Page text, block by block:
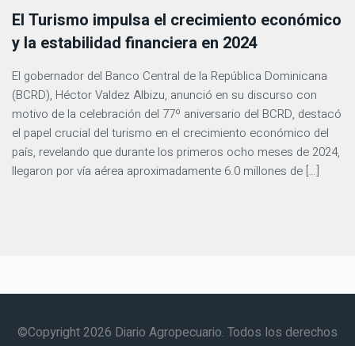
El Turismo impulsa el crecimiento económico
y la estabilidad financiera en 2024
El gobernador del Banco Central de la República Dominicana
(BCRD), Héctor Valdez Albizu, anunció en su discurso con
motivo de la celebración del 77º aniversario del BCRD, destacó
el papel crucial del turismo en el crecimiento económico del
país, revelando que durante los primeros ocho meses de 2024,
llegaron por vía aérea aproximadamente 6.0 millones de […]
©Copyright 2026 Diario Agropecuario. Todos los derechos